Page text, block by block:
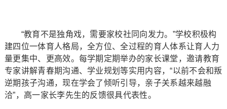
“教育不是独角戏，需要家校社同向发力。”学校积极构
建四位一体育人格局，全方位、全过程的育人体系让育人力
量更集中、更高效。每学期定期举办的家长课堂，邀请教育
专家讲解青春期沟通、学业规划等实用内容，“以前不会和叛
逆期孩子沟通，现在学会了倾听引导，亲子关系越来越融
洽”，高一家长李先生的反馈很具代表性。